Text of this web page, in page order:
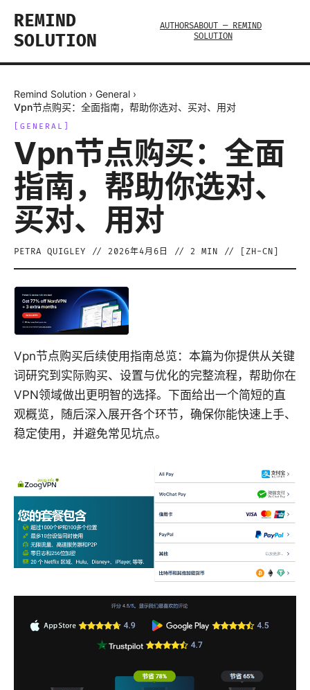
REMIND
SOLUTION
AUTHORSABOUT — REMIND
SOLUTION
Remind Solution › General ›
Vpn节点购买：全面指南，帮助你选对、买对、用对
GENERAL
Vpn节点购买：全面
指南，帮助你选对、
买对、用对
PETRA QUIGLEY // 2026年4月6日 // 2 MIN // [ ZH-CN
Vpn节点购买后续使用指南总览：本篇为你提供从关键
词研究到实际购买、设置与优化的完整流程，帮助你在
VPN领域做出更明智的选择。下面给出一个简短的直
观概览，随后深入展开各个环节，确保你能快速上手、
稳定使用，并避免常见坑点。